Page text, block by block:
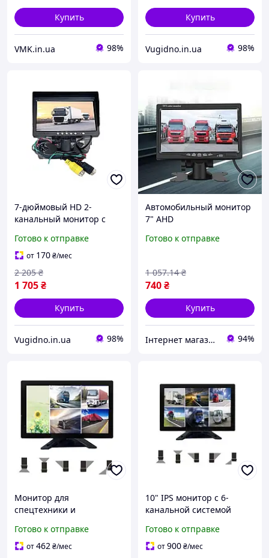
Купить
VMK.in.ua 98%
Купить
Vugidno.in.ua 98%
7-дюймовый HD 2-
канальный монитор с
комбайнов, тракторов и
грузовой техники
Готово к отправке
от 170₴/мес
1 705₴
2 205 ₴
Купить
Vugidno.in.ua 98%
Автомобильный монитор
7" AHD
Готово к отправке
740₴
1 057.14 ₴
Купить
Інтернет магазин Сенс 94%
Монитор для
спецтехники и
дюймов 5-ти канальный
Готово к отправке
от462₴/мес
10" IPS монитор с 6-
канальной системой
Готово к отправке
от900₴/мес